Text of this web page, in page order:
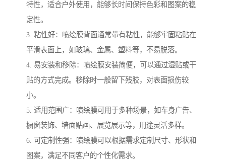
特性，适合户外使用，能够长时间保持色彩和图案的稳
定性。
3. 粘性好：喷绘膜背面通常带有粘性，能够牢固粘贴在
平滑表面上，如玻璃、金属、塑料等，不易脱落。
4. 易安装和移除：喷绘膜安装简便，可以通过湿贴或干
贴的方式完成。移除时一般留下残胶，对表面损伤较
小。
5. 适用范围广：喷绘膜可用于多种场景，如车身广告、
橱窗装饰、墙面贴画、展览展示等，用途灵活多样。
6. 可定制性强：喷绘膜可以根据需求定制尺寸、形状和
图案，满足不同客户的个性化需求。